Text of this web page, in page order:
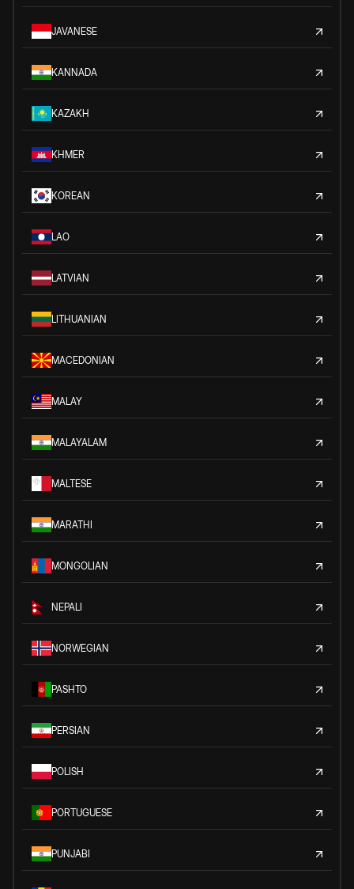
JAVANESE
KANNADA
KAZAKH
KHMER
KOREAN
LAO
LATVIAN
LITHUANIAN
MACEDONIAN
MALAY
MALAYALAM
MALTESE
MARATHI
MONGOLIAN
NEPALI
NORWEGIAN
PASHTO
PERSIAN
POLISH
PORTUGUESE
PUNJABI